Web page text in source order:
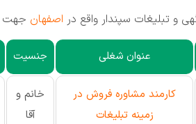
و تبلیغات سپندار واقع در اصفهان جهت
عنوان شغلی جنسیت
کارمند مشاوره فروش در
زمینه تبلیغات
خانم و
آقا